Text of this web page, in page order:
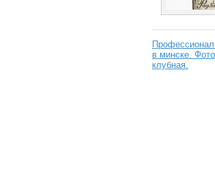
в минске.
клубная.